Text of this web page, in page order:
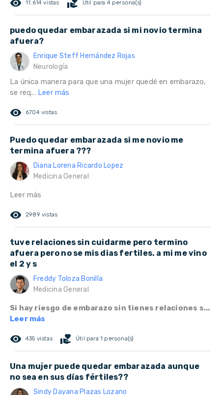
remove_red_eye 11.614 vistas volunteer_activism Útil para 4 persona(s)
puedo quedar embarazada si mi novio termina
afuera?
Enrique Steff Hernández Rojas
Neurología
La única manera para que una mujer quedé en embarazo,
se req... Leer más
remove_red_eye 6704 vistas
Puedo quedar embarazada si me novio me
termina afuera ???
Diana Lorena Ricardo Lopez
Medicina General
Leer más
remove_red_eye 2989 vistas
tuve relaciones sin cuidarme pero termino
afuera pero no se mis dias fertiles. a mi me vino
el 2 y s
Freddy Toloza Bonilla
Medicina General
Si hay riesgo de embarazo sin tienes relaciones s...
Leer más
remove_red_eye 435 vistas volunteer_activism Útil para 1 persona(s)
Una mujer puede quedar embarazada aunque
no sea en sus días fértiles??
Sindy Dayana Plazas Lozano